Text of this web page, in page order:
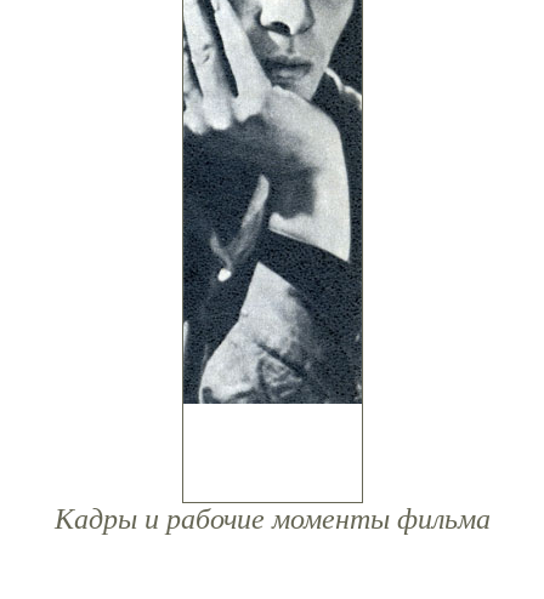
Кадры и рабочие моменты фильма